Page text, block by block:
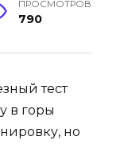
ПРОСМОТРОВ
790
тест
в горы
но